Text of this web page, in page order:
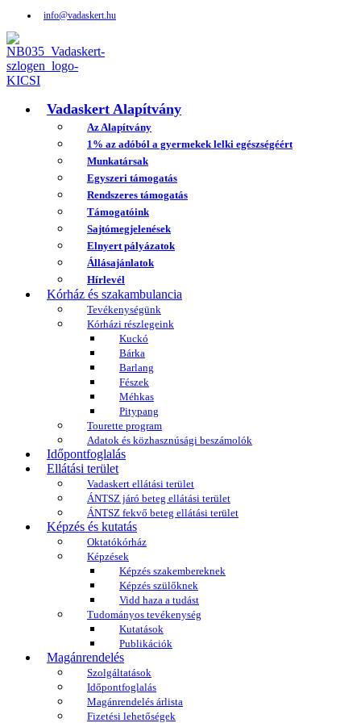
info@vadaskert.hu
Vadaskert Alapítvány
Az Alapítvány
1% az adóból a gyermekek lelki egészségéért
Munkatársak
Egyszeri támogatás
Rendszeres támogatás
Támogatóink
Sajtómegjelenések
Elnyert pályázatok
Állásajánlatok
Hírlevél
Kórház és szakambulancia
Tevékenységünk
Kórházi részlegeink
Kuckó
Bárka
Barlang
Fészek
Méhkas
Pitypang
Tourette program
Adatok és közhasznúsági beszámolók
Időpontfoglalás
Ellátási terület
Vadaskert ellátási terület
ÁNTSZ járó beteg ellátási terület
ÁNTSZ fekvő beteg ellátási terület
Képzés és kutatás
Oktatókórház
Képzések
Képzés szakembereknek
Képzés szülőknek
Vidd haza a tudást
Tudományos tevékenység
Kutatások
Publikációk
Magánrendelés
Szolgáltatások
Időpontfoglalás
Magánrendelés árlista
Fizetési lehetőségek